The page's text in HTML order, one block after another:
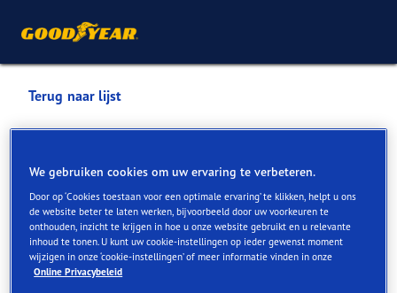
Terug naar lijst
Contactgegevens Services Klantfaciliteiten
We gebruiken cookies om uw ervaring te verbeteren.
Door op ‘Cookies toestaan voor een optimale ervaring’ te klikken, helpt u ons
de website beter te laten werken, bijvoorbeeld door uw voorkeuren te
onthouden, inzicht te krijgen in hoe u onze website gebruikt en u relevante
inhoud te tonen. U kunt uw cookie-instellingen op ieder gewenst moment
wijzigen in onze ‘cookie-instellingen’ of meer informatie vinden in onze
Online Privacybeleid